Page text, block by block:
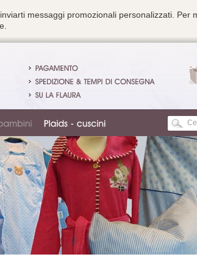
messaggi promozionali personalizzati. Per